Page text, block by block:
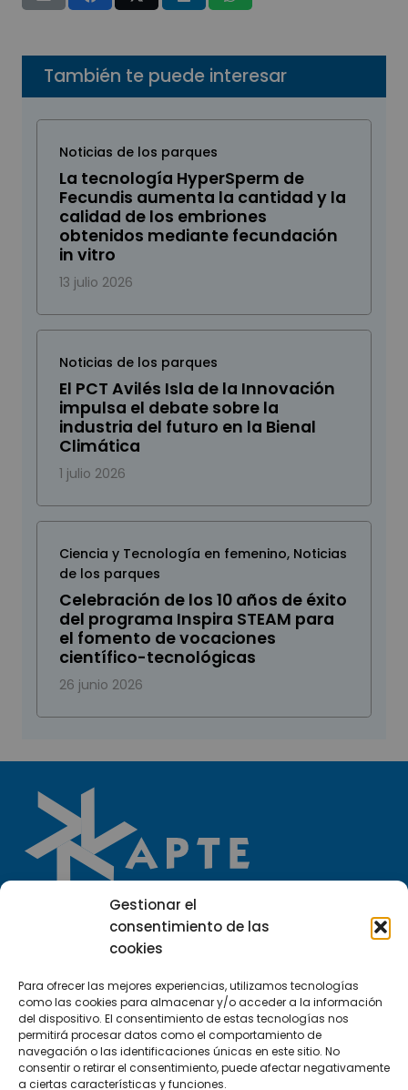
Gestionar el
consentimiento de las
cookies
Para ofrecer las mejores experiencias, utilizamos tecnologías
como las cookies para almacenar y/o acceder a la información
del dispositivo. El consentimiento de estas tecnologías nos
permitirá procesar datos como el comportamiento de
navegación o las identificaciones únicas en este sitio. No
consentir o retirar el consentimiento, puede afectar negativamente
a ciertas características y funciones.
También te puede interesar
Noticias de los parques
La tecnología HyperSperm de
Fecundis aumenta la cantidad y la
calidad de los embriones
obtenidos mediante fecundación
in vitro
13 julio 2026
Noticias de los parques
El PCT Avilés Isla de la Innovación
impulsa el debate sobre la
industria del futuro en la Bienal
Climática
1 julio 2026
Ciencia y Tecnología en femenino, Noticias
de los parques
Celebración de los 10 años de éxito
del programa Inspira STEAM para
el fomento de vocaciones
científico-tecnológicas
26 junio 2026
Escríbenos
info@apte.org
Encuéntranos